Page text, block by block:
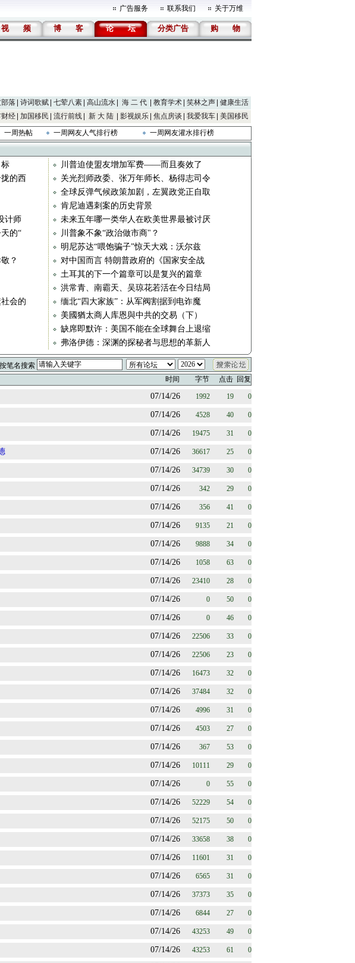
广告服务 联系我们 关于万维
视 频 博 客 论 坛 分类广告 购 物
落 诗词歌赋 七荤八素 高山流水 海 二 代 教育学术 笑林之声 健康生活
财经 加国移民 流行前线 新 大 陆 影视娱乐 焦点房谈 我爱我车 美国移民
一周热帖 一周网友人气排行榜 一周网友灌水排行榜
川普迫使盟友增加军费——而且奏效了
的西
关光烈师政委、张万年师长、杨得志司令
全球反弹气候政策加剧，左翼政党正自取
肯尼迪遇刺案的历史背景
计师
未来五年哪一类华人在欧美世界最被讨厌
的“
川普象不象“政治做市商"？
明尼苏达“喂饱骗子”惊天大戏：沃尔兹
？
对中国而言 特朗普政府的《国家安全战
土耳其的下一个篇章可以是复兴的篇章
洪常青、南霸天、吴琼花若活在今日结局
会的
缅北“四大家族”：从军阀割据到电诈魔
美國猶太商人库恩與中共的交易（下）
缺席即默许：美国不能在全球舞台上退缩
弗洛伊德：深渊的探秘者与思想的革新人
按笔名搜索
时间 字节 点击 回复
07/14/26 1992 19 0
07/14/26 4528 40 0
07/14/26 19475 31 0
07/14/26 36617 25 0
07/14/26 34739 30 0
07/14/26 342 29 0
07/14/26 356 41 0
07/14/26 9135 21 0
07/14/26 9888 34 0
07/14/26 1058 63 0
07/14/26 23410 28 0
07/14/26 0 50 0
07/14/26 0 46 0
07/14/26 22506 33 0
07/14/26 22506 23 0
07/14/26 16473 32 0
07/14/26 37484 32 0
07/14/26 4996 31 0
07/14/26 4503 27 0
07/14/26 367 53 0
07/14/26 10111 29 0
07/14/26 0 55 0
07/14/26 52229 54 0
07/14/26 52175 50 0
07/14/26 33658 38 0
07/14/26 11601 31 0
07/14/26 6565 31 0
07/14/26 37373 35 0
07/14/26 6844 27 0
07/14/26 43253 49 0
07/14/26 43253 61 0